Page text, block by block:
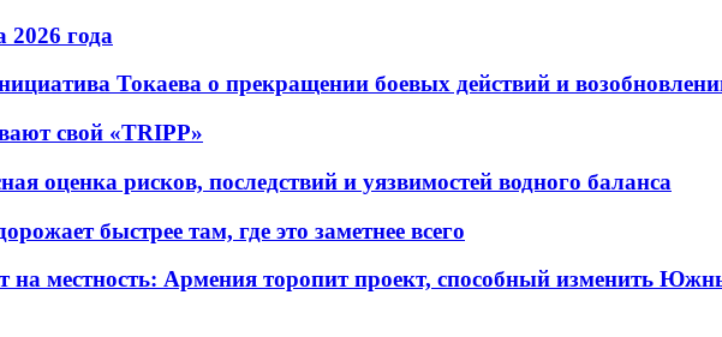
2026 года
Токаева о прекращении боевых действий и
свой «TRIPP»
оценка рисков, последствий и уязвимостей водного баланса
быстрее там, где это заметнее всего
местность: Армения торопит проект, способный изменить